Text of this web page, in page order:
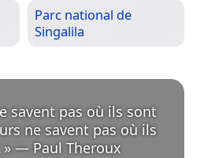
Parc national de
Singalila
savent pas où ils sont
ne savent pas où ils
» — Paul Theroux